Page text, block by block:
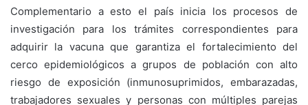
Complementario a esto el país inicia los procesos de
investigación para los trámites correspondientes para
adquirir la vacuna que garantiza el fortalecimiento del
cerco epidemiológicos a grupos de población con alto
riesgo de exposición (inmunosuprimidos, embarazadas,
trabajadores sexuales y personas con múltiples parejas